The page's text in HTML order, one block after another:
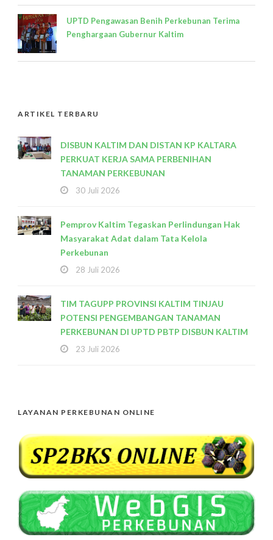
UPTD Pengawasan Benih Perkebunan Terima
Penghargaan Gubernur Kaltim
ARTIKEL TERBARU
DISBUN KALTIM DAN DISTAN KP KALTARA
PERKUAT KERJA SAMA PERBENIHAN
TANAMAN PERKEBUNAN
30 Juli 2026
Pemprov Kaltim Tegaskan Perlindungan Hak
Masyarakat Adat dalam Tata Kelola
Perkebunan
28 Juli 2026
TIM TAGUPP PROVINSI KALTIM TINJAU
POTENSI PENGEMBANGAN TANAMAN
PERKEBUNAN DI UPTD PBTP DISBUN KALTIM
23 Juli 2026
LAYANAN PERKEBUNAN ONLINE